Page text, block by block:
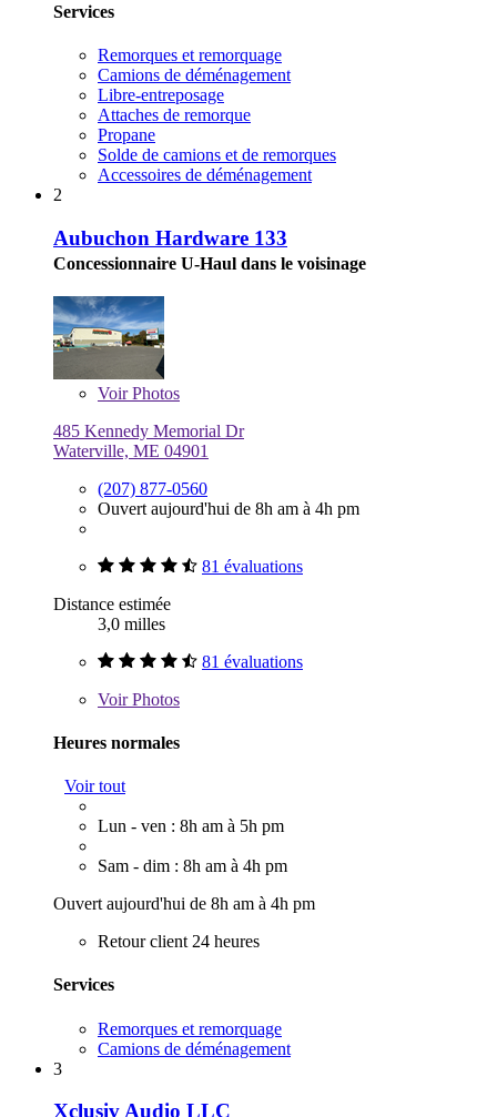
Services
Remorques et remorquage
Camions de déménagement
Libre-entreposage
Attaches de remorque
Propane
Solde de camions et de remorques
Accessoires de déménagement
2
Aubuchon Hardware 133
Concessionnaire U-Haul dans le voisinage
VoirPhotos
485 Kennedy Memorial Dr
Waterville, ME 04901
(207) 877-0560
Ouvert aujourd'hui de 8h am à 4h pm
81 évaluations
Distance estimée
3,0 milles
81 évaluations
VoirPhotos
Heures normales
Voir tout
Lun - ven : 8h am à 5h pm
Sam - dim : 8h am à 4h pm
Ouvert aujourd'hui de 8h am à 4h pm
Retour client 24 heures
Services
Remorques et remorquage
Camions de déménagement
3
Xclusiv Audio LLC